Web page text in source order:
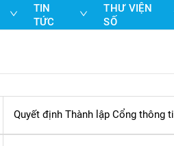
TIN
TỨC
THƯ VIỆN
SỐ
Quyết định Thành lập Cổng thông